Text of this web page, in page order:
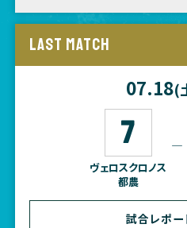
LAST MATCH
07.18(
7
ヴェロスクロノス
都農
―
試合レポー